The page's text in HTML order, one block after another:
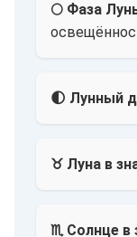
🌕 Фаза
🌓 Лунный
♉ Луна в
♏ Солнце в